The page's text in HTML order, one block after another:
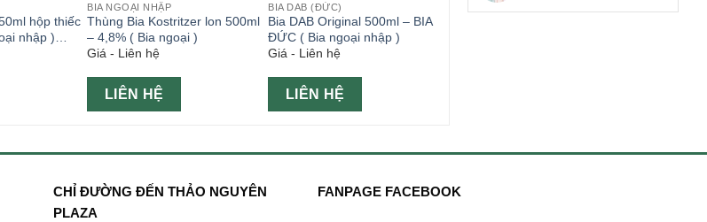
hộp thiếc
nhập )
BIA NGOẠI NHẬP
Thùng Bia Kostritzer lon 500ml
– 4,8% ( Bia ngoại )
Giá - Liên hệ
LIÊN HỆ
BIA DAB (ĐỨC)
Bia DAB Original 500ml – BIA
ĐỨC ( Bia ngoại nhập )
Giá - Liên hệ
LIÊN HỆ
CHỈ ĐƯỜNG ĐẾN THẢO NGUYÊN
PLAZA
FANPAGE FACEBOOK